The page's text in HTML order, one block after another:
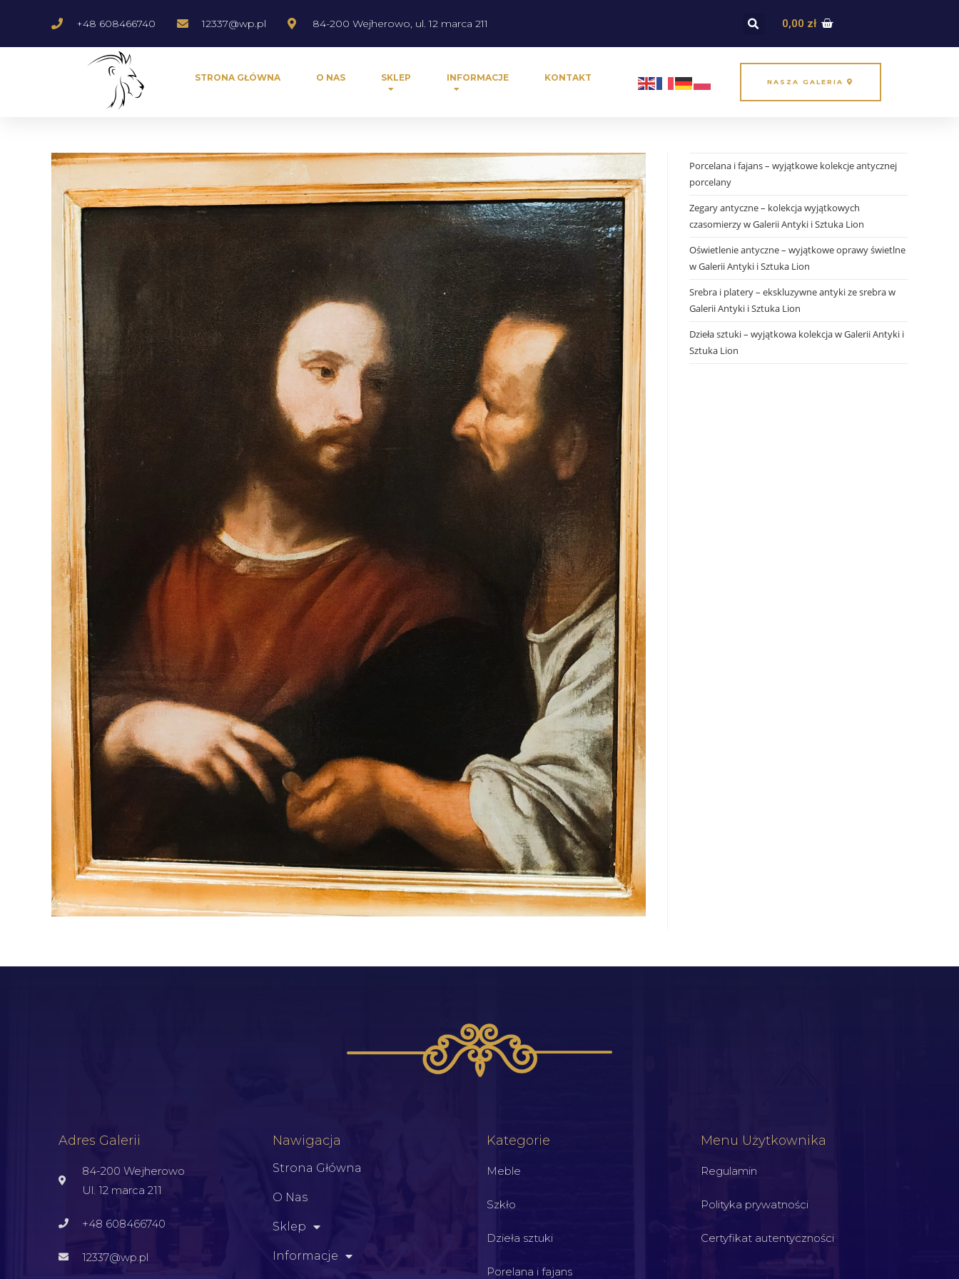
+48 608466740 12337@wp.pl 84-200 Wejherowo, ul. 12 marca 211 0,00 zł
STRONA GŁÓWNA O NAS SKLEP INFORMACJE KONTAKT NASZA GALERIA
Porcelana i fajans – wyjątkowe kolekcje antycznej
porcelany
Zegary antyczne – kolekcja wyjątkowych
czasomierzy w Galerii Antyki i Sztuka Lion
Oświetlenie antyczne – wyjątkowe oprawy świetlne
w Galerii Antyki i Sztuka Lion
Srebra i platery – ekskluzywne antyki ze srebra w
Galerii Antyki i Sztuka Lion
Dzieła sztuki – wyjątkowa kolekcja w Galerii Antyki i
Sztuka Lion
Adres Galerii
84-200 Wejherowo
Ul. 12 marca 211
+48 608466740
12337@wp.pl
Nawigacja
Strona Główna
O Nas
Sklep
Informacje
Kategorie
Meble
Szkło
Dzieła sztuki
Porelana i fajans
Menu Użytkownika
Regulamin
Polityka prywatności
Certyfikat autentyczności